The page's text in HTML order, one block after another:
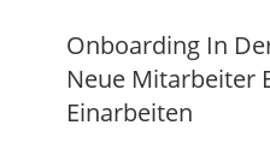
Onboarding In
Neue Mitarbeiter
Einarbeiten